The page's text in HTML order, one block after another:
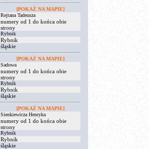
[POKAŻ NA MAPIE]
Rejtana Tadeusza
numery od 1 do końca obie
strony
Rybnik
Rybnik
śląskie
[POKAŻ NA MAPIE]
Sadowa
numery od 1 do końca obie
strony
Rybnik
Rybnik
śląskie
[POKAŻ NA MAPIE]
Sienkiewicza Henryka
numery od 1 do końca obie
strony
Rybnik
Rybnik
śląskie